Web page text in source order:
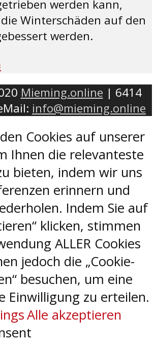
werden kann,
Winterschäden auf den
werden.
Mieming.online | 6414
info@mieming.online
Cookies auf unserer
Ihnen die relevanteste
bieten, indem wir uns
erinnern und
Indem Sie auf
klicken, stimmen
ALLER Cookies
jedoch die „Cookie-
besuchen, um eine
Einwilligung zu erteilen.
Alle akzeptieren